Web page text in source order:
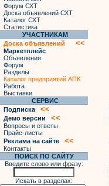
Форум СХТ
Доска объявлений СХТ
Каталог СХТ
Статистика
УЧАСТНИКАМ
Доска объявлений
<<
Маркетплейс
Объявления
Форум
Разделы
Каталог предприятий АПК
Работа
Выставки
СЕРВИС
Подписка
<<
Демо версии <<
Вопросы и ответы
Прайс-листы
Реклама на сайте
<<
Контакты
ПОИСК ПО САЙТУ
Введите слово или фразу:
Искать в разделах: